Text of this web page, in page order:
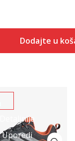
Dodajte u
Detaljnije
Uporedi